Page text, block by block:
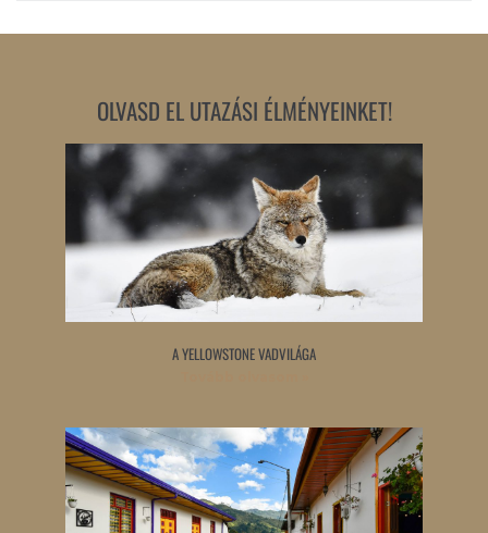
OLVASD EL UTAZÁSI ÉLMÉNYEINKET!
A YELLOWSTONE VADVILÁGA